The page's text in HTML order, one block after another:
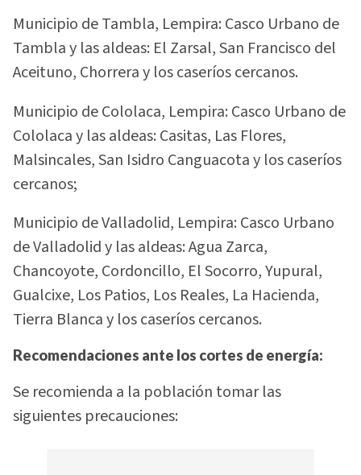
Municipio de Tambla, Lempira: Casco Urbano de
Tambla y las aldeas: El Zarsal, San Francisco del
Aceituno, Chorrera y los caseríos cercanos.
Municipio de Cololaca, Lempira: Casco Urbano de
Cololaca y las aldeas: Casitas, Las Flores,
Malsincales, San Isidro Canguacota y los caseríos
cercanos;
Municipio de Valladolid, Lempira: Casco Urbano
de Valladolid y las aldeas: Agua Zarca,
Chancoyote, Cordoncillo, El Socorro, Yupural,
Gualcixe, Los Patios, Los Reales, La Hacienda,
Tierra Blanca y los caseríos cercanos.
Recomendaciones ante los cortes de energía:
Se recomienda a la población tomar las
siguientes precauciones: